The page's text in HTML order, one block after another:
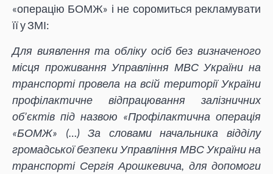
«операцію БОМЖ» і не соромиться рекламувати
її у ЗМІ:
Для виявлення та обліку осіб без визначеного
місця проживання Управління МВС України на
транспорті провела на всій території України
профілактичне відпрацювання залізничних
об’єктів під назвою «Профілактична операція
«БОМЖ» (…) За словами начальника відділу
громадської безпеки Управління МВС України на
транспорті Сергія Арошкевича, для допомоги